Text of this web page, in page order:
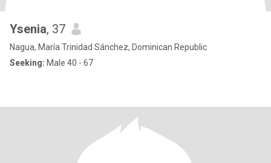
Ysenia, 37
Nagua, María Trinidad Sánchez, Dominican Republic
Seeking: Male 40 - 67